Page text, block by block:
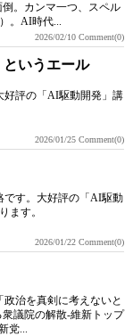
倒。カンマ一つ、スペル
。AI時代...
2026/02/10 Comment(0)
いうエール
好評の「AI駆動開発」講
2026/01/25 Comment(0)
です。大好評の「AI駆動
ます。
2026/01/22 Comment(0)
治を真剣に考えないと
議院の解散-維新トップ
党...